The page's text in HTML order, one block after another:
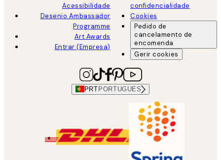
Acessibilidade
Desenio Ambassador
Programme
Art Awards
Entrar (Empresa)
confidencialidade
Cookies
Pedido de
cancelamento de
encomenda
Gerir cookies
PRT PORTUGUES